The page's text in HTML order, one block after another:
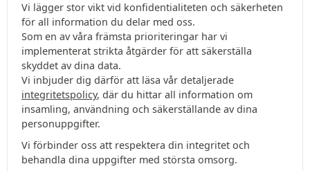
Vi lägger stor vikt vid konfidentialiteten och säkerheten
för all information du delar med oss.
Som en av våra främsta prioriteringar har vi
implementerat strikta åtgärder för att säkerställa
skyddet av dina data.
Vi inbjuder dig därför att läsa vår detaljerade
integritetspolicy, där du hittar all information om
insamling, användning och säkerställande av dina
personuppgifter.
Vi förbinder oss att respektera din integritet och
behandla dina uppgifter med största omsorg.